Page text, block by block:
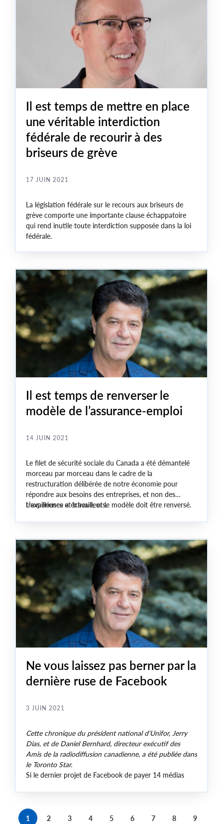
Il est temps de mettre en place
une véritable interdiction
fédérale de recourir à des
briseurs de grève
17 JUIN 2021
La législation fédérale sur le recours aux briseurs de
grève comporte une importante clause échappatoire
qui rend inutile toute interdiction supposée dans la loi
fédérale.
Il est temps de renverser le
modèle de l’assurance-emploi
14 JUIN 2021
Le filet de sécurité sociale du Canada a été démantelé
morceau par morceau dans le cadre de la
restructuration délibérée de notre économie pour
répondre aux besoins des entreprises, et non des
travailleuses et travailleurs.
L’expérience a échoué, et le modèle doit être renversé.
salaire seulement, plutôt que par passion ou principe, et
qui déshonorait tout ce qui pouvait être obtenu sans
Ne vous laissez pas berner par la
dernière ruse de Facebook
3 JUIN 2021
Cette chronique du président national d'Unifor, Jerry
Dias, et de Daniel Bernhard, directeur exécutif des
Amis de la radiodiffusion canadienne, a été publiée dans
le Toronto Star.
Si le dernier projet de Facebook de payer 14 médias
juste pour tâter le terrain.
Current
1 Page
2 Page
3 Page
4 Page
5 Page
6 Page
7 Page
8 Page
9